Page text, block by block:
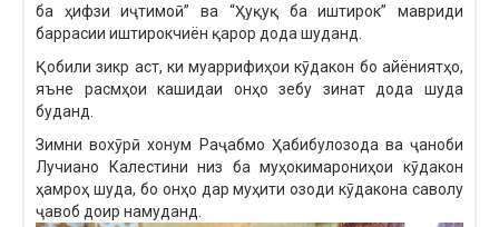
ба ҳифзи иҷтимоӣ” ва “Ҳуқуқ ба иштирок” мавриди
баррасии иштирокчиён қарор дода шуданд.
Қобили зикр аст, ки муаррифиҳои кӯдакон бо айёниятҳо,
яъне расмҳои кашидаи онҳо зебу зинат дода шуда
буданд.
Зимни вохӯрӣ хонум Раҷабмо Ҳабибулозода ва ҷаноби
Лучиано Калестини низ ба муҳокимарониҳои кӯдакон
ҳамроҳ шуда, бо онҳо дар муҳити озоди кӯдакона саволу
ҷавоб доир намуданд.